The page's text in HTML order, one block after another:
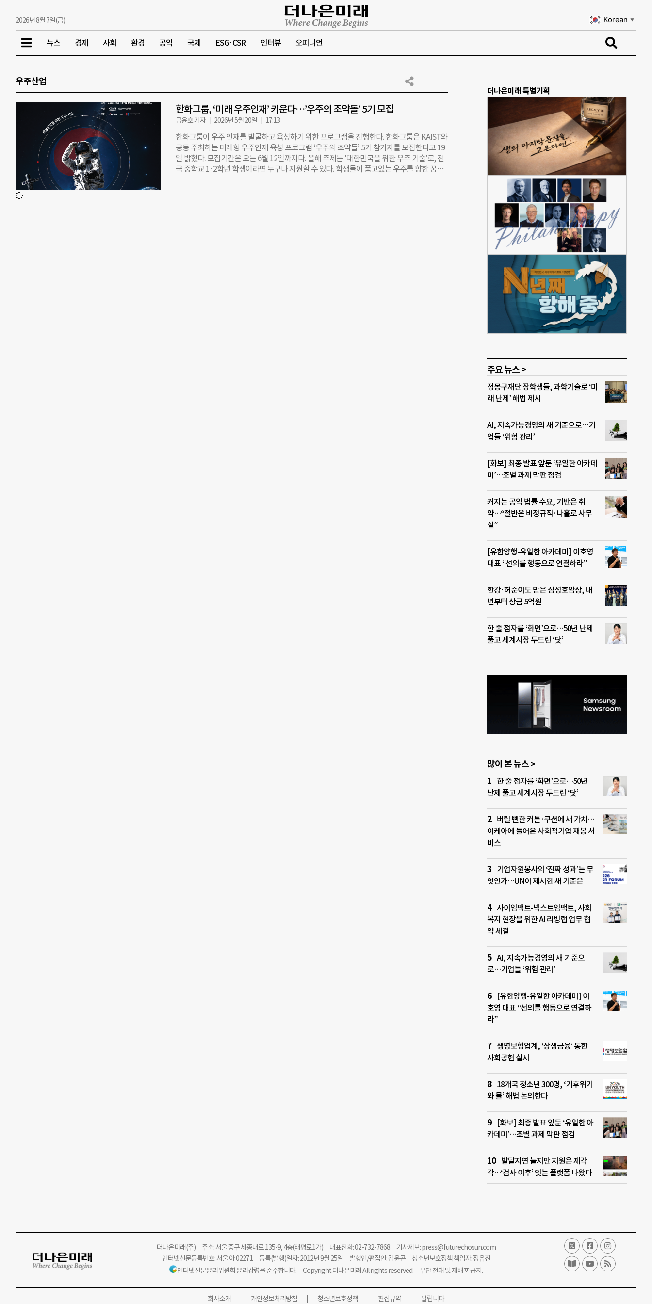
2026년 8월 7일(금) Korean ▼
뉴스 경제 사회 환경 공익 국제 ESG·CSR 인터뷰 오피니언
우주산업
한화그룹, ‘미래 우주인재’ 키운다…’우주의 조약돌’ 5기 모집
금윤호 기자 2026년 5월 20일 17:13
한화그룹이 우주 인재를 발굴하고 육성하기 위한 프로그램을 진행한다. 한화그룹은 KAIST와
공동 주최하는 미래형 우주인재 육성 프로그램 ‘우주의 조약돌’ 5기 참가자를 모집한다고 19
일 밝혔다. 모집기간은 오는 6월 12일까지다. 올해 주제는 ‘대한민국을 위한 우주 기술’로, 전
국 중학교 1·2학년 학생이라면 누구나 지원할 수 있다. 학생들이 품고있는 우주를 향한 꿈과
더나은미래 특별기획
주요 뉴스 >
정몽구재단 장학생들, 과학기술로 ‘미
래 난제’ 해법 제시
AI, 지속가능경영의 새 기준으로…기
업들 ‘위험 관리’
[화보] 최종 발표 앞둔 ‘유일한 아카데
미’…조별 과제 막판 점검
커지는 공익 법률 수요, 기반은 취
약…“절반은 비정규직·나홀로 사무
실”
[유한양행-유일한 아카데미] 이호영
대표 “선의를 행동으로 연결하라”
한강·허준이도 받은 삼성호암상, 내
년부터 상금 5억원
한 줄 점자를 ‘화면’으로…50년 난제
풀고 세계시장 두드린 ‘닷’
많이 본 뉴스 >
한 줄 점자를 ‘화면’으로…50년
난제 풀고 세계시장 두드린 ‘닷’
버릴 뻔한 커튼·쿠션에 새 가치…
이케아에 들어온 사회적기업 재봉 서
비스
기업자원봉사의 ‘진짜 성과’는 무
엇인가…UN이 제시한 새 기준은
사이임팩트-넥스트임팩트, 사회
복지 현장을 위한 AI 리빙랩 업무 협
약 체결
AI, 지속가능경영의 새 기준으
로…기업들 ‘위험 관리’
[유한양행-유일한 아카데미] 이
호영 대표 “선의를 행동으로 연결하
라”
생명보험업계, ‘상생금융’ 통한
사회공헌 실시
18개국 청소년 300명, ‘기후위기
와 물’ 해법 논의한다
[화보] 최종 발표 앞둔 ‘유일한 아
카데미’…조별 과제 막판 점검
발달지연 늘지만 지원은 제각
각…‘검사 이후’ 잇는 플랫폼 나왔다
더나은미래(주)주소: 서울 중구 세종대로 135-9, 4층(태평로1가) 대표전화: 02-732-7868 기사제보:press@futurechosun.com
인터넷신문등록번호: 서울 아 02271 등록(발행)일자: 2012년 9월 25일 발행인/편집인: 김윤곤 청소년보호정책 책임자: 정유진
인터넷신문윤리위원회 윤리강령을 준수합니다. Copyright 더나은미래 All rights reserved. 무단 전재 및 재배포 금지.
회사소개 개인정보처리방침 청소년보호정책 편집규약 알립니다